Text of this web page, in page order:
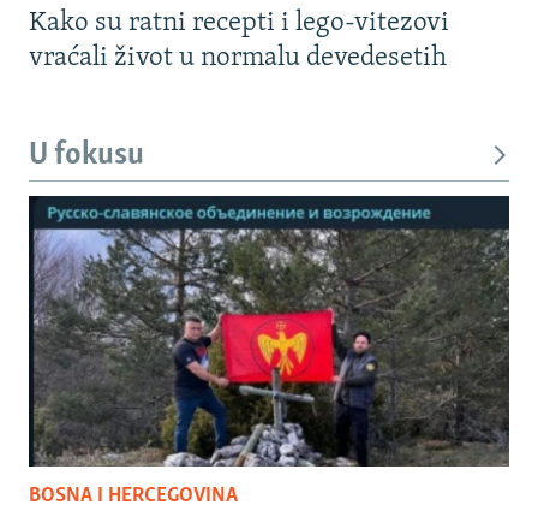
Kako su ratni recepti i lego-vitezovi
vraćali život u normalu devedesetih
U fokusu
BOSNA I HERCEGOVINA